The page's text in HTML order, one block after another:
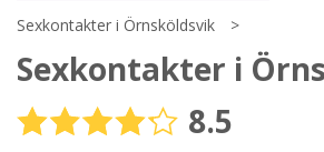
Steg
Din
Sexkontakter i Örnsköldsvik
Sexkontakter i
8.5